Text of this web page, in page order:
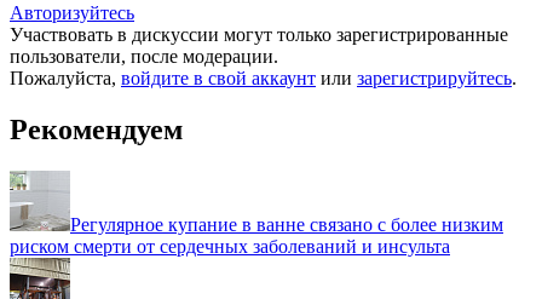
Авторизуйтесь
Участвовать в дискуссии могут только зарегистрированные
пользователи, после модерации.
Пожалуйста, войдите в свой аккаунт или зарегистрируйтесь.
Рекомендуем
Регулярное купание в ванне связано с более низким
риском смерти от сердечных заболеваний и инсульта